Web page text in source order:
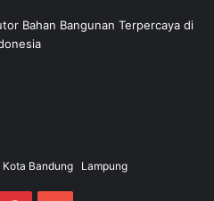
Bahan Bangunan Terpercaya di
Kota Bandung Lampung